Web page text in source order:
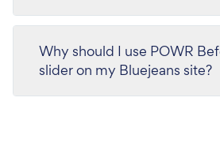
Why should I use POWR
slider on my Bluejeans site?